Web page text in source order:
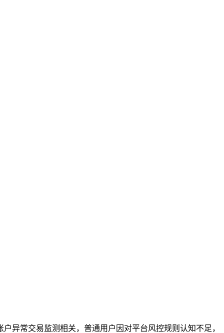
异常交易监测相关，普通用户因对平台风控规则认知不足，